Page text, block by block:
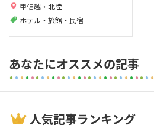
甲信越・北陸
ホテル・旅館・民宿
あなたにオススメの記事
人気記事ランキング